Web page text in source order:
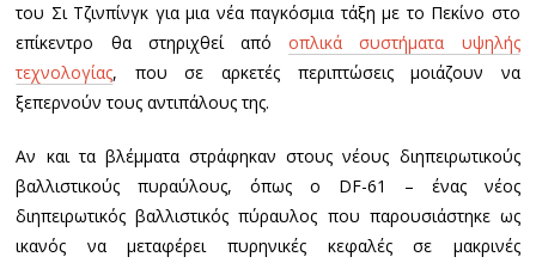
του Σι Τζινπίνγκ για μια νέα παγκόσμια τάξη με το Πεκίνο στο
επίκεντρο θα στηριχθεί απόοπλικά συστήματα υψηλής
τεχνολογίας, που σε αρκετές περιπτώσεις μοιάζουν να
ξεπερνούν τους αντιπάλους της.
Αν και τα βλέμματα στράφηκαν στους νέους διηπειρωτικούς
βαλλιστικούς πυραύλους, όπως ο DF-61 – ένας νέος
διηπειρωτικός βαλλιστικός πύραυλος που παρουσιάστηκε ως
ικανός να μεταφέρει πυρηνικές κεφαλές σε μακρινές